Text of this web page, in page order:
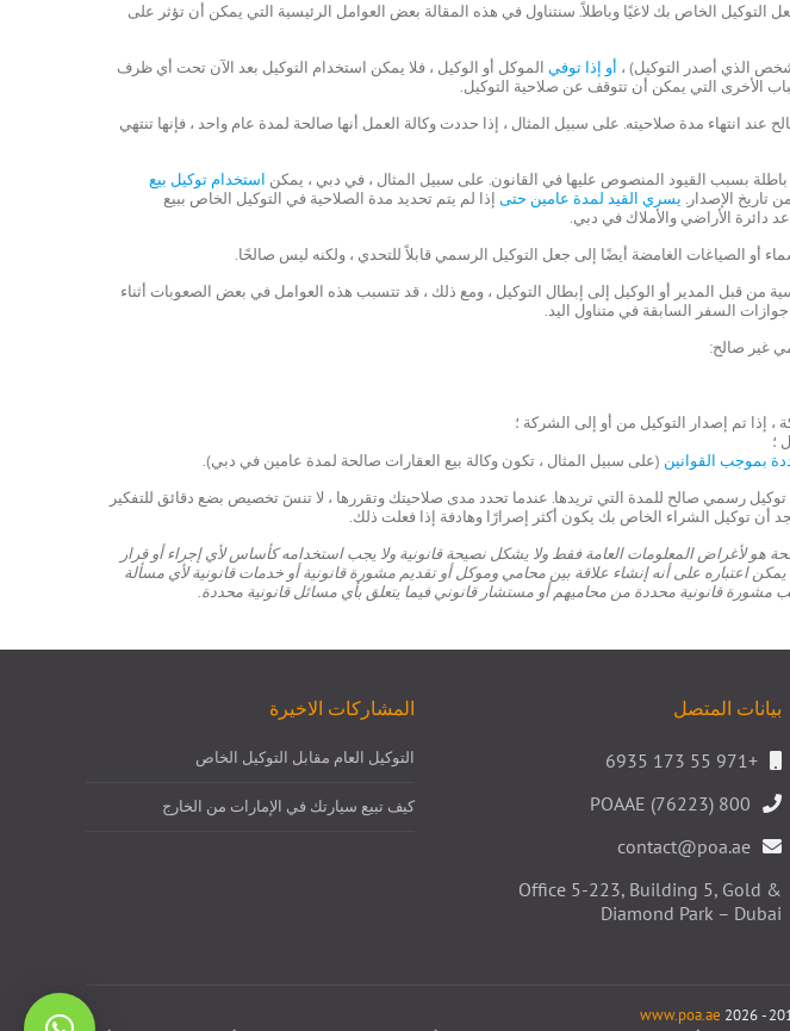
التوكيل الخاص بك لاغيًا وباطلاً. سنتناول في هذه المقالة بعض العوامل الرئيسية التي يمكن أن تؤثر على
الذي أصدر التوكيل) ، أو إذا توفي الموكل أو الوكيل ، فلا يمكن استخدام التوكيل بعد الآن تحت أي ظرف
الأخرى التي يمكن أن تتوقف عن صلاحية التوكيل.
عند انتهاء مدة صلاحيته. على سبيل المثال ، إذا حددت وكالة العمل أنها صالحة لمدة عام واحد ، فإنها تنتهي
بسبب القيود المنصوص عليها في القانون. على سبيل المثال ، في دبي ، يمكن استخدام توكيل بيع
الإصدار. يسري القيد لمدة عامين حتى إذا لم يتم تحديد مدة الصلاحية في التوكيل الخاص ببيع
دائرة الأراضي والأملاك في دبي.
أو الصياغات الغامضة أيضًا إلى جعل التوكيل الرسمي قابلاً للتحدي ، ولكنه ليس صالحًا.
من قبل المدير أو الوكيل إلى إبطال التوكيل ، ومع ذلك ، قد تتسبب هذه العوامل في بعض الصعوبات أثناء
السفر السابقة في متناول اليد.
غير صالح:
إذا تم إصدار التوكيل من أو إلى الشركة ؛
؛
بموجب القوانين (على سبيل المثال ، تكون وكالة بيع العقارات صالحة لمدة عامين في دبي).
رسمي صالح للمدة التي تريدها. عندما تحدد مدى صلاحيتك وتقررها ، لا تنسَ تخصيص بضع دقائق للتفكير
أن توكيل الشراء الخاص بك يكون أكثر إصرارًا وهادفة إذا فعلت ذلك.
هو لأغراض المعلومات العامة فقط ولا يشكل نصيحة قانونية ولا يجب استخدامه كأساس لأي إجراء أو قرار
اعتباره على أنه إنشاء علاقة بين محامي وموكل أو تقديم مشورة قانونية أو خدمات قانونية لأي مسألة
قانونية محددة من محاميهم أو مستشار قانوني فيما يتعلق بأي مسائل قانونية محددة.
بيانات المتصل
+971 55 173 6935
800 POAAE (76223)
contact@poa.ae
Office 5-223, Building 5, Gold &
Diamond Park – Dubai
المشاركات الاخيرة
التوكيل العام مقابل التوكيل الخاص
كيف تبيع سيارتك في الإمارات من الخارج
www.poa.ae